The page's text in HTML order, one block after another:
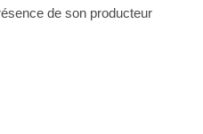
de son producteur